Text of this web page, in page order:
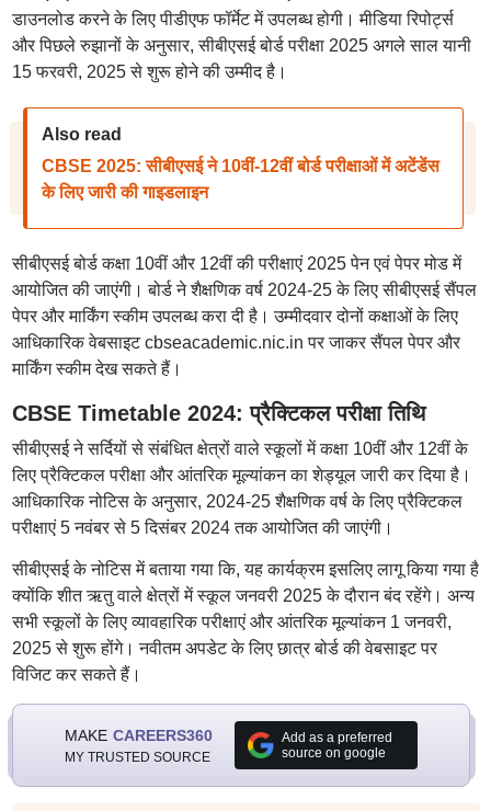
डाउनलोड करने के लिए पीडीएफ फॉर्मेट में उपलब्ध होगी। मीडिया रिपोर्ट्स
और पिछले रुझानों के अनुसार, सीबीएसई बोर्ड परीक्षा 2025 अगले साल यानी
15 फरवरी, 2025 से शुरू होने की उम्मीद है।
Also read
CBSE 2025: सीबीएसई ने 10वीं-12वीं बोर्ड परीक्षाओं में अटेंडेंस
के लिए जारी की गाइडलाइन
सीबीएसई बोर्ड कक्षा 10वीं और 12वीं की परीक्षाएं 2025 पेन एवं पेपर मोड में
आयोजित की जाएंगी। बोर्ड ने शैक्षणिक वर्ष 2024-25 के लिए सीबीएसई सैंपल
पेपर और मार्किंग स्कीम उपलब्ध करा दी है। उम्मीदवार दोनों कक्षाओं के लिए
आधिकारिक वेबसाइट cbseacademic.nic.in पर जाकर सैंपल पेपर और
मार्किंग स्कीम देख सकते हैं।
CBSE Timetable 2024: प्रैक्टिकल परीक्षा तिथि
सीबीएसई ने सर्दियों से संबंधित क्षेत्रों वाले स्कूलों में कक्षा 10वीं और 12वीं के
लिए प्रैक्टिकल परीक्षा और आंतरिक मूल्यांकन का शेड्यूल जारी कर दिया है।
आधिकारिक नोटिस के अनुसार, 2024-25 शैक्षणिक वर्ष के लिए प्रैक्टिकल
परीक्षाएं 5 नवंबर से 5 दिसंबर 2024 तक आयोजित की जाएंगी।
सीबीएसई के नोटिस में बताया गया कि, यह कार्यक्रम इसलिए लागू किया गया है
क्योंकि शीत ऋतु वाले क्षेत्रों में स्कूल जनवरी 2025 के दौरान बंद रहेंगे। अन्य
सभी स्कूलों के लिए व्यावहारिक परीक्षाएं और आंतरिक मूल्यांकन 1 जनवरी,
2025 से शुरू होंगे। नवीतम अपडेट के लिए छात्र बोर्ड की वेबसाइट पर
विजिट कर सकते हैं।
MAKE CAREERS360
MY TRUSTED SOURCE
Add as a preferred
source on google